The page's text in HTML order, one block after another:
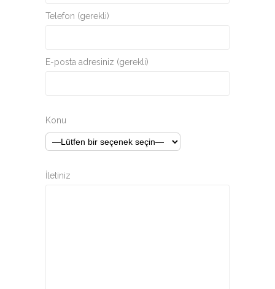
Telefon (gerekli)
E-posta adresiniz (gerekli)
Konu
İletiniz